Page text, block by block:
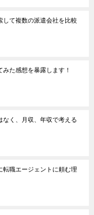
して複数の派遣会社を比較
た感想を暴露します！
なく、月収、年収で考える
転職エージェントに頼む理